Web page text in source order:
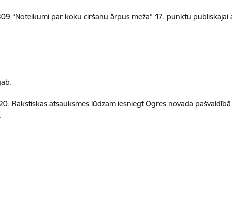
“Noteikumi par koku ciršanu ārpus meža” 17. punktu publiskajai
Rakstiskas atsauksmes lūdzam iesniegt Ogres novada pašvaldībā